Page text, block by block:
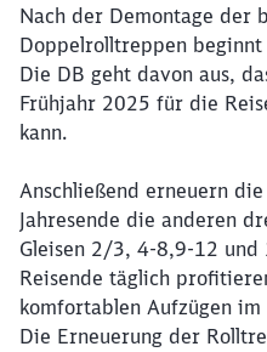
Nach der Demontage der
Doppelrolltreppen
Die DB geht davon aus,
Frühjahr 2025 für die
kann.
Anschließend erneuern
Jahresende die anderen
Gleisen 2/3, 4-8,9-12
Reisende täglich
komfortablen Aufzügen
Die Erneuerung der